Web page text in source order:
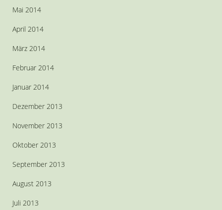
Mai 2014
April 2014
März 2014
Februar 2014
Januar 2014
Dezember 2013
November 2013
Oktober 2013
September 2013
August 2013
Juli 2013